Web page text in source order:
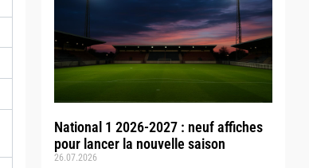
National 1 2026-2027 : neuf affiches
pour lancer la nouvelle saison
26.07.2026